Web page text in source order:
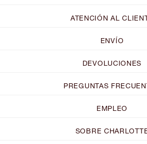
ATENCIÓN AL
ENVÍO
DEVOLUCIONES
PREGUNTAS
EMPLEO
SOBRE